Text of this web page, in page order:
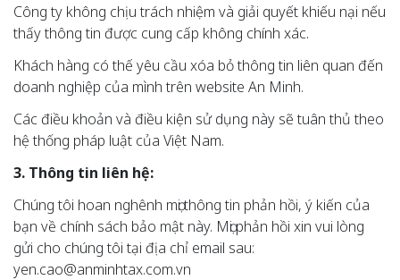
Công ty không chịu trách nhiệm và giải quyết khiếu nại nếu
thấy thông tin được cung cấp không chính xác.
Khách hàng có thế yêu cầu xóa bỏ thông tin liên quan đến
doanh nghiệp của mình trên website An Minh.
Các điều khoản và điều kiện sử dụng này sẽ tuân thủ theo
hệ thống pháp luật của Việt Nam.
3. Thông tin liên hệ:
Chúng tôi hoan nghênh mọi thông tin phản hồi, ý kiến của
bạn về chính sách bảo mật này. Mọi phản hồi xin vui lòng
gửi cho chúng tôi tại địa chỉ email sau:
yen.cao@anminhtax.com.vn